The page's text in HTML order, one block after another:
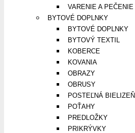
VARENIE A PEČENIE
BYTOVÉ DOPLNKY
BYTOVÉ DOPLNKY
BYTOVÝ TEXTIL
KOBERCE
KOVANIA
OBRAZY
OBRUSY
POSTEĽNÁ BIELIZEŇ
POŤAHY
PREDLOŽKY
PRIKRÝVKY